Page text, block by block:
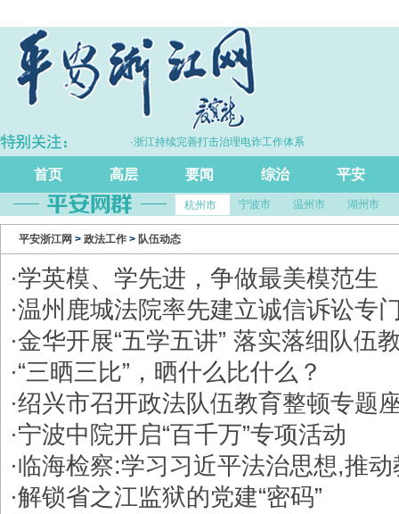
·浙江持续完善打击治理电诈工作体系
首页 高层 要闻 综治 平安
杭州市 宁波市 温州市 湖州市
平安浙江网 > 政法工作 > 队伍动态
·​学英模、学先进，争做最美模范生
·温州鹿城法院率先建立诚信诉讼专
·金华开展“五学五讲” 落实落细队伍
·​“三晒三比”，晒什么比什么？
·绍兴市召开政法队伍教育整顿专题
·宁波中院开启“百千万”专项活动
·临海检察:学习习近平法治思想,推
·解锁省之江监狱的党建“密码”